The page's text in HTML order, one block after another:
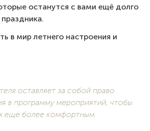
останутся с вами ещё долго
в мир летнего настроения и
оставляет за собой право
в программу мероприятий, чтобы
ещё более комфортным.